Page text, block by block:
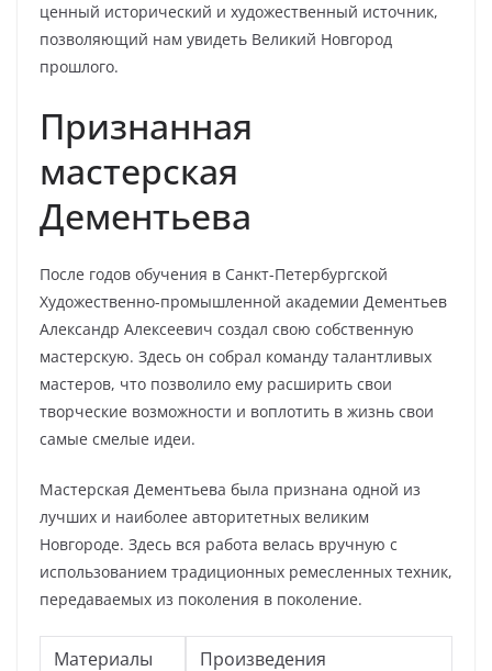
ценный исторический и художественный источник,
позволяющий нам увидеть Великий Новгород
прошлого.
Признанная
мастерская
Дементьева
После годов обучения в Санкт-Петербургской
Художественно-промышленной академии Дементьев
Александр Алексеевич создал свою собственную
мастерскую. Здесь он собрал команду талантливых
мастеров, что позволило ему расширить свои
творческие возможности и воплотить в жизнь свои
самые смелые идеи.
Мастерская Дементьева была признана одной из
лучших и наиболее авторитетных великим
Новгороде. Здесь вся работа велась вручную с
использованием традиционных ремесленных техник,
передаваемых из поколения в поколение.
Материалы Произведения